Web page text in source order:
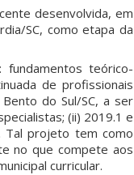
desenvolvida, em
SC, como etapa da
fundamentos teórico-
de profissionais
do Sul/SC, a ser
(ii) 2019.1 e
Tal projeto tem como
no que compete aos
curricular.